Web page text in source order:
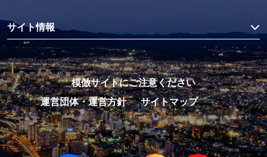
サイト情報
模倣サイトにご注意ください
運営団体・運営方針
サイトマップ